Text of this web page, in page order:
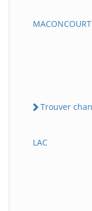
MACONCOURT
Trouver
LAC